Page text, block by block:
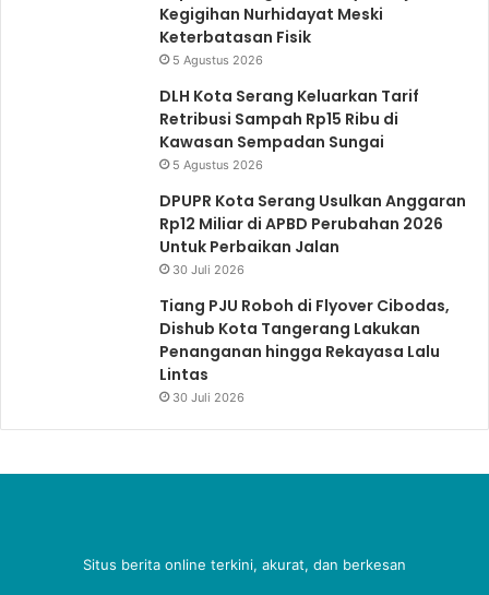
Kegigihan Nurhidayat Meski
Keterbatasan Fisik
5 Agustus 2026
DLH Kota Serang Keluarkan Tarif
Retribusi Sampah Rp15 Ribu di
Kawasan Sempadan Sungai
5 Agustus 2026
DPUPR Kota Serang Usulkan Anggaran
Rp12 Miliar di APBD Perubahan 2026
Untuk Perbaikan Jalan
30 Juli 2026
Tiang PJU Roboh di Flyover Cibodas,
Dishub Kota Tangerang Lakukan
Penanganan hingga Rekayasa Lalu
Lintas
30 Juli 2026
Situs berita online terkini, akurat, dan berkesan